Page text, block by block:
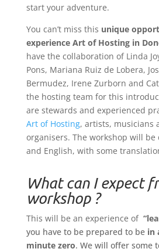
start your adventure.
You can’t miss this unique
experience Art of Hosting in
have the collaboration of Linda
Pons, Mariana Ruiz de Lobera,
Bermudez, Irene Zurborn and
the hosting team for this
are stewards and experienced
Art of Hosting, artists, musicians
organisers. The workshop will be
and English, with some
What can I expect
workshop ?
This will be an experience of
you have to be prepared to be in
minute zero. We will offer some